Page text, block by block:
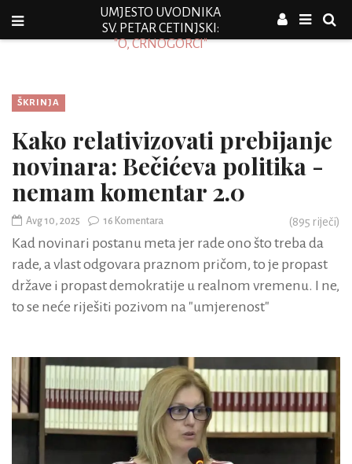
UMJESTO UVODNIKA
SV. PETAR CETINJSKI:
"O, CRNOGORCI"
ŠKRINJA
Kako relativizovati prebijanje
novinara: Bečićeva politika -
nemam komentar 2.0
Avg 10, 2025 16 Komentara (895 riječi)
Kad novinari postanu meta jer rade ono što treba da
rade, a vlast odgovara praznom pričom, to je propast
države i propast demokratije u realnom vremenu. I ne,
to se neće riješiti pozivom na "umjerenost"